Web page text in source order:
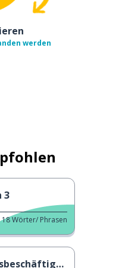
werden
3
18Wörter/ Phrasen
am Wochenende